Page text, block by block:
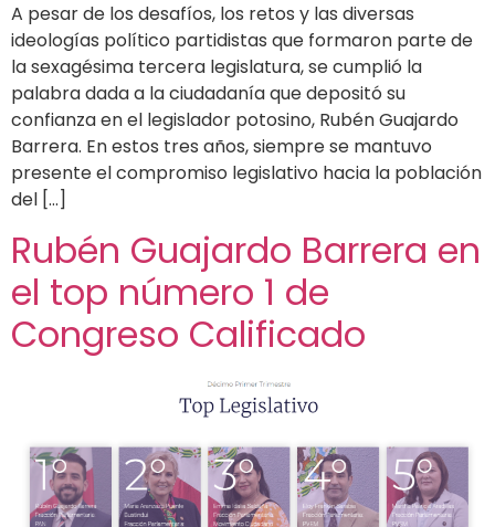
A pesar de los desafíos, los retos y las diversas
ideologías político partidistas que formaron parte de
la sexagésima tercera legislatura, se cumplió la
palabra dada a la ciudadanía que depositó su
confianza en el legislador potosino, Rubén Guajardo
Barrera. En estos tres años, siempre se mantuvo
presente el compromiso legislativo hacia la población
del […]
Rubén Guajardo Barrera en
el top número 1 de
Congreso Calificado